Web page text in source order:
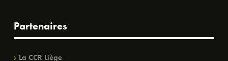
Partenaires
La CCR Liège